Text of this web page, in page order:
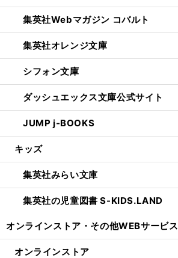
集英社Webマガジン コバルト
集英社オレンジ文庫
シフォン文庫
ダッシュエックス文庫公式サイト
JUMP j-BOOKS
キッズ
集英社みらい文庫
集英社の児童図書 S-KIDS.LAND
オンラインストア・ その他WEBサービス
オンラインストア